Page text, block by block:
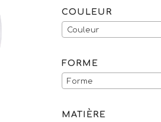
COULEUR
Couleur
FORME
Forme
MATIÈRE